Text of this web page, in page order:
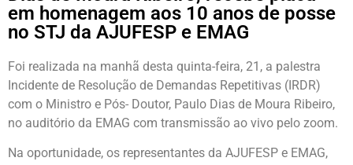
em homenagem aos 10 anos de posse
no STJ da AJUFESP e EMAG
Foi realizada na manhã desta quinta-feira, 21, a palestra
Incidente de Resolução de Demandas Repetitivas (IRDR)
com o Ministro e Pós- Doutor, Paulo Dias de Moura Ribeiro,
no auditório da EMAG com transmissão ao vivo pelo zoom.
Na oportunidade, os representantes da AJUFESP e EMAG,